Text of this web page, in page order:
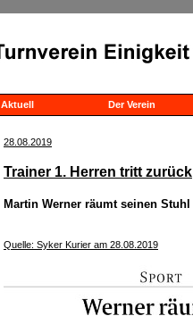
Aktuell Der Verein
28.08.2019
Trainer 1. Herren tritt zurück
Martin Werner räumt seinen Stuhl
Quelle: Syker Kurier am 28.08.2019